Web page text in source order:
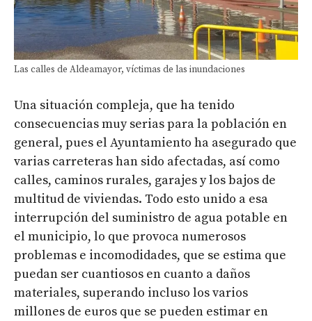
Las calles de Aldeamayor, víctimas de las inundaciones
Una situación compleja, que ha tenido
consecuencias muy serias para la población en
general, pues el Ayuntamiento ha asegurado que
varias carreteras han sido afectadas, así como
calles, caminos rurales, garajes y los bajos de
multitud de viviendas. Todo esto unido a esa
interrupción del suministro de agua potable en
el municipio, lo que provoca numerosos
problemas e incomodidades, que se estima que
puedan ser cuantiosos en cuanto a daños
materiales, superando incluso los varios
millones de euros que se pueden estimar en